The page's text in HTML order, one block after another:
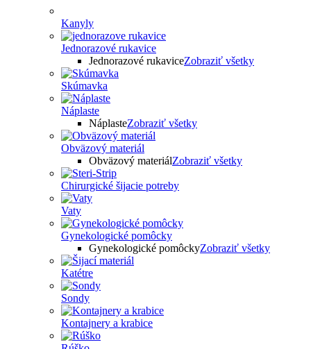
Kanyly
Jednorazové rukavice
Jednorazové rukaviceZobraziť všetky
Skúmavka
Náplaste
NáplasteZobraziť všetky
Obväzový materiál
Obväzový materiálZobraziť všetky
Chirurgické šijacie potreby
Vaty
Gynekologické pomôcky
Gynekologické pomôckyZobraziť všetky
Katétre
Sondy
Kontajnery a krabice